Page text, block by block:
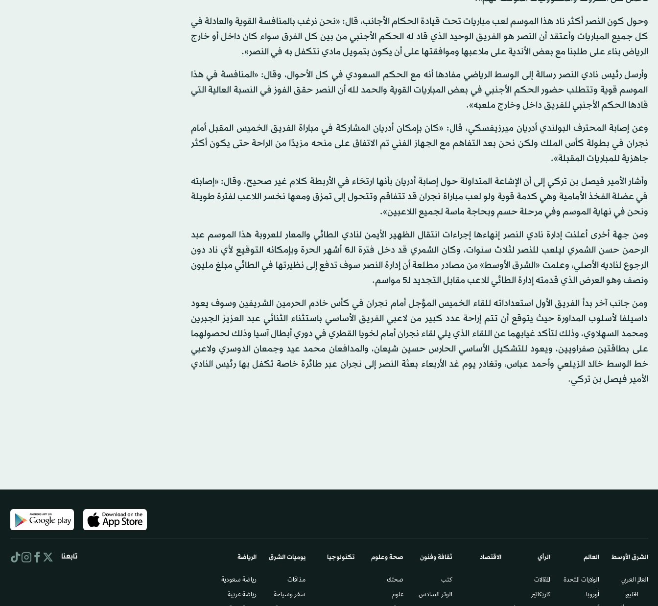
وحول كون النصر أكثر ناد هذا الموسم لعب مباريات تحت قيادة الحكام الأجانب، قال: «نحن نرغب بالمنافسة القوية والعادلة في
كل جميع المباريات وأعتقد أن النصر هو الفريق الوحيد الذي قاد له الحكم الأجنبي من بين كل الفرق سواء كان داخل أو خارج
الرياض بناء على طلبنا مع بعض الأندية على ملاعبها وموافقتها على أن يكون بتمويل مادي نتكفل به في النصر».
وأرسل رئيس نادي النصر رسالة إلى الوسط الرياضي مفادها أنه مع الحكم السعودي في كل الأحوال، وقال: «المنافسة في هذا
الموسم قوية وتتطلب حضور الحكم الأجنبي في بعض المباريات القوية والحمد لله أن النصر حقق الفوز في النسبة العالية التي
قادها الحكم الأجنبي للفريق داخل وخارج ملعبه».
وعن إصابة المحترف البولندي أدريان ميرزيفسكي، قال: «كان بإمكان أدريان المشاركة في مباراة الفريق الخميس المقبل أمام
نجران في بطولة كأس الملك ولكن نحن بعد التفاهم مع الجهاز الفني تم الاتفاق على منحه مزيدًا من الراحة حتى يكون أكثر
جاهزية للمباريات المقبلة».
وأشار الأمير فيصل بن تركي إلى أن الإشاعة المتداولة حول إصابة أدريان بأنها ارتخاء في الأربطة كلام غير صحيح، وقال: «إصابته
في عضلة الفخذ الأمامية وهي كدمة قوية ولو لعب مباراة نجران قد تتفاقم وتتحول إلى تمزق ومعها نخسر اللاعب لفترة طويلة
ونحن في نهاية الموسم وفي مرحلة حسم وبحاجة ماسة لجميع اللاعبين».
ومن جهة أخرى أعلنت إدارة نادي النصر إنهاءها إجراءات انتقال الظهير الأيمن لنادي الطائي والمعار للعروبة هذا الموسم عبد
الرحمن حسن الشمري ليلعب للنصر لثلاث سنوات، وكان الشمري قد دخل فترة الـ6 أشهر الحرة وبإمكانه التوقيع لأي ناد دون
الرجوع لناديه الأصلي، وعلمت «الشرق الأوسط» من مصادر مطلعة أن إدارة النصر سوف تدفع إلى نظيرتها في الطائي مبلغ مليون
ونصف وهو العرض الذي قدمته إدارة الطائي للاعب مقابل التجديد لـ5 مواسم.
ومن جانب آخر بدأ الفريق الأول استعداداته للقاء الخميس المؤجل أمام نجران في كأس خادم الحرمين الشريفين وسوف يعود
داسيلفا لأسلوب المداورة حيث يتوقع أن تتم إراحة عدد كبير من لاعبي الفريق الأساسي باستثناء الثنائي عبد العزيز الجبرين
ومحمد السهلاوي، وذلك لتأكد غيابهما عن اللقاء الذي يلي لقاء نجران أمام لخويا القطري في دوري أبطال آسيا وذلك لحصولهما
على بطاقتين صفراويين، ويعود للتشكيل الأساسي الحارس حسين شيعان، والمدافعان محمد عيد وجمعان الدوسري ولاعبي
خط الوسط خالد الزيلعي وأحمد عباس، وتغادر يوم غد الأربعاء بعثة النصر إلى نجران عبر طائرة خاصة تكفل بها رئيس النادي
الأمير فيصل بن تركي.
الشرق الأوسط​
العالم العربي
الخليج
العالم
الولايات المتحدة
أوروبا
الرأي
المقالات
كاريكاتير
الاقتصاد ثقافة وفنون
كتب
الوتر السادس​
صحة وعلوم
صحتك
علوم
تكنولوجيا يوميات الشرق​
مذاقات
سفر وسياحة
الرياضة
رياضة سعودية
رياضة عربية
تابعنا